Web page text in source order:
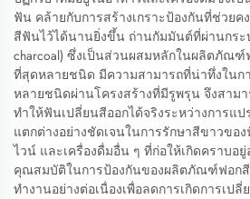
ฟัน คล้ายกับการสร้างเกราะป้องกันที่ช่วย
สีฟันไว้ได้นานยิ่งขึ้น ถ่านกัมมันต์ที่ผ่านกระ
charcoal) ซึ่งเป็นส่วนผสมหลักในผลิตภัณ
ที่สุดหลายชนิด มีความสามารถที่น่าทึ่งในก
หลายชนิดผ่านโครงสร้างที่มีรูพรุน จึงสาม
ทำให้ฟันเปลี่ยนสีออกได้จริงระหว่างการแ
แตกต่างอย่างชัดเจนในการรักษาสีขาวขอ
ไวน์ และเครื่องดื่มอื่น ๆ ที่ก่อให้เกิดคราบอยู่
คุณสมบัติในการป้องกันของผลิตภัณฑ์ฟอก
ทำงานอย่างต่อเนื่องเพื่อลดการเกิดการเปลี่